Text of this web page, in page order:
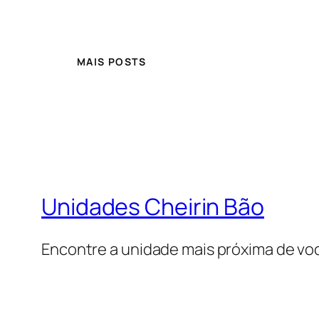
MAIS POSTS
Unidades Cheirin Bão
Encontre a unidade mais próxima de